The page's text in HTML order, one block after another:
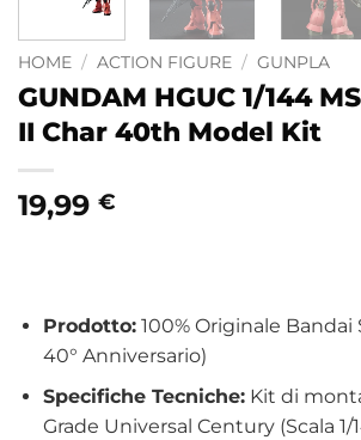
HOME / ACTION FIGURE / GUNPLA
GUNDAM HGUC 1/144
II Char 40th Model Kit
19,99 €
Prodotto:100% Originale Bandai
40° Anniversario)
Specifiche Tecniche:Kit di
Grade Universal Century (Scala 1/